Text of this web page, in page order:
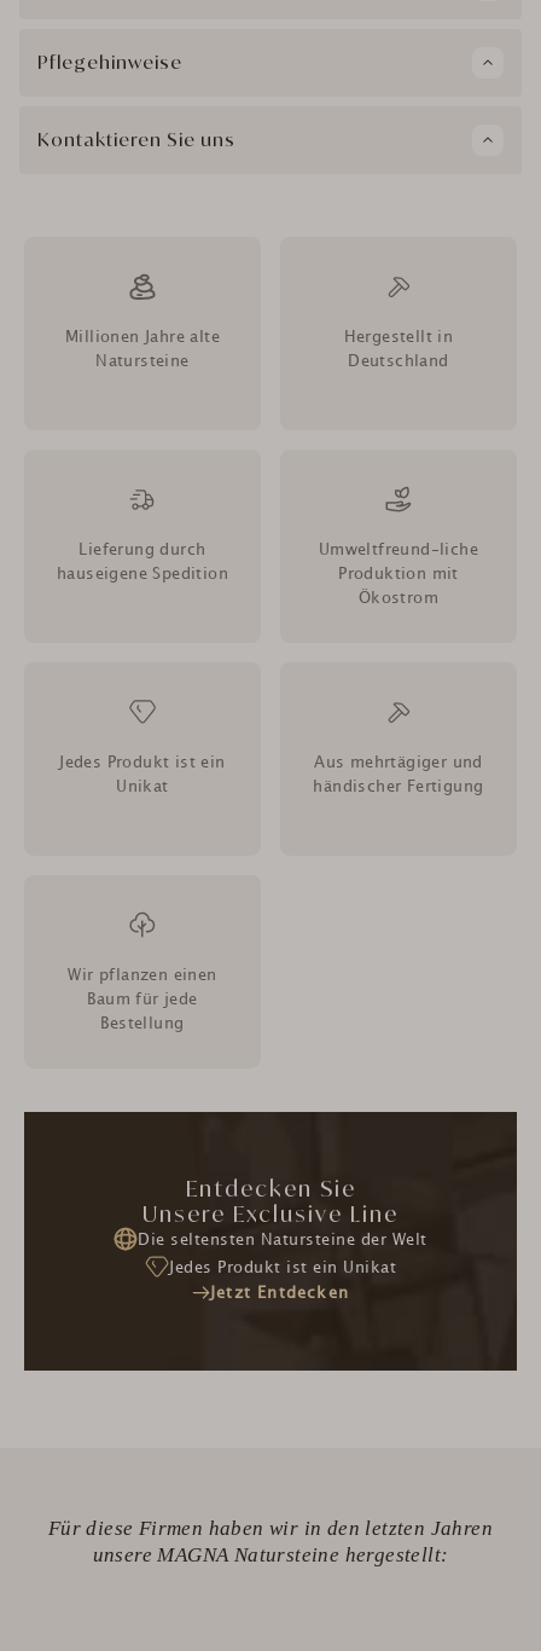
Pflegehinweise
Kontaktieren Sie uns
Millionen Jahre alte
Natursteine
Hergestellt in
Deutschland
Lieferung durch
hauseigene Spedition
Umweltfreund-liche
Produktion mit
Ökostrom
Jedes Produkt ist ein
Unikat
Aus mehrtägiger und
händischer Fertigung
Wir pflanzen einen
Baum für jede
Bestellung
Entdecken Sie
Unsere Exclusive Line
Die seltensten Natursteine der Welt
Jedes Produkt ist ein Unikat
Jetzt Entdecken
Für diese Firmen haben wir in den letzten Jahren
unsere MAGNA Natursteine hergestellt: